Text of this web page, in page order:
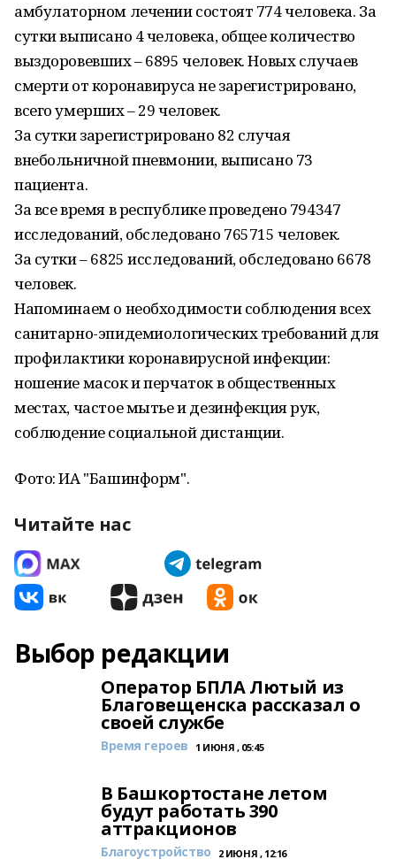
амбулаторном лечении состоят 774 человека. За
сутки выписано 4 человека, общее количество
выздоровевших – 6895 человек. Новых случаев
смерти от коронавируса не зарегистрировано,
всего умерших – 29 человек.
За сутки зарегистрировано 82 случая
внебольничной пневмонии, выписано 73
пациента.
За все время в республике проведено 794347
исследований, обследовано 765715 человек.
За сутки – 6825 исследований, обследовано 6678
человек.
Напоминаем о необходимости соблюдения всех
санитарно-эпидемиологических требований для
профилактики коронавирусной инфекции:
ношение масок и перчаток в общественных
местах, частое мытье и дезинфекция рук,
соблюдение социальной дистанции.
Фото: ИА "Башинформ".
Читайте нас
Выбор редакции
Оператор БПЛА Лютый из
Благовещенска рассказал о
своей службе
Время героев 1 ИЮНЯ , 05:45
В Башкортостане летом
будут работать 390
аттракционов
Благоустройство 2 ИЮНЯ , 12:16